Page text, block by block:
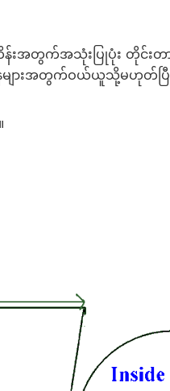
တွက်အသုံးပြုပုံး တိုင်းတာ
နများအတွက်ဝယ်ယူသို့မဟုတ်ပြီ